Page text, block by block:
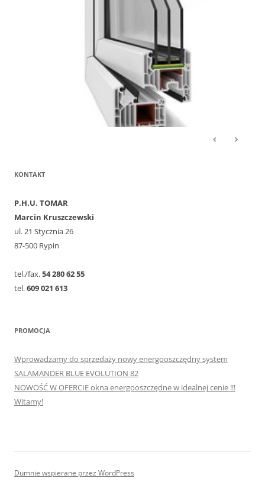
KONTAKT
P.H.U. TOMAR
Marcin Kruszczewski
ul. 21 Stycznia 26
87-500 Rypin
tel./fax.54 280 62 55
tel.609 021 613
PROMOCJA
Wprowadzamy do sprzedaży nowy energooszczędny system
SALAMANDER BLUE EVOLUTION 82
NOWOŚĆ W OFERCIE okna energooszczędne w idealnej cenie !!!
Witamy!
Dumnie wspierane przez WordPress